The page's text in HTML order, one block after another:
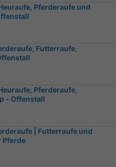
Pferderaufe und
Futterraufe,
Pferderaufe,
- Offenstall
| Futterraufe und
Pferde